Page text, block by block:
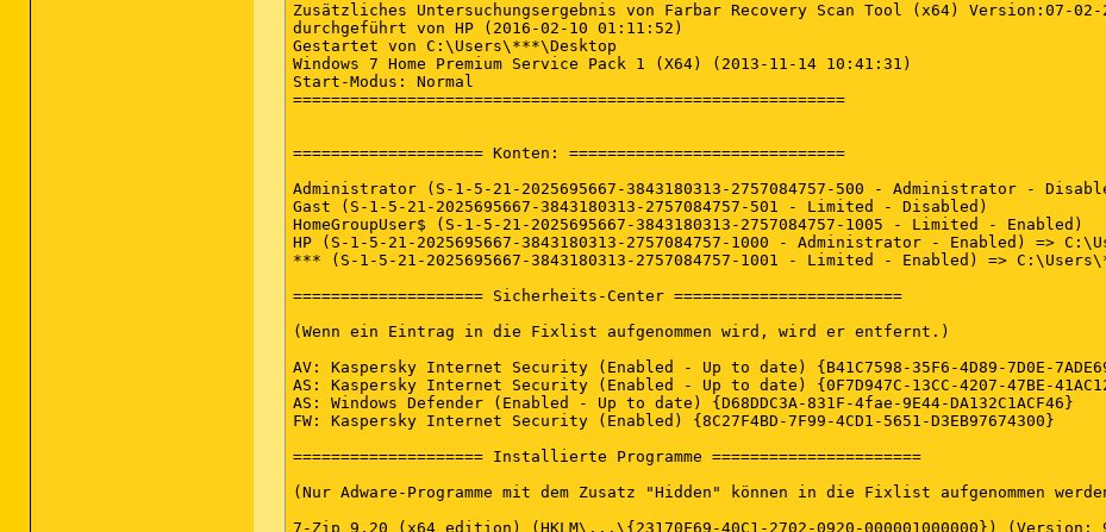
Zusätzliches Untersuchungsergebnis von Farbar Recovery Scan Tool (x64) Version:07-02-
durchgeführt von HP (2016-02-10 01:11:52)
Gestartet von C:\Users\***\Desktop
Windows 7 Home Premium Service Pack 1 (X64) (2013-11-14 10:41:31)
Start-Modus: Normal
==========================================================
==================== Konten: =============================
Administrator (S-1-5-21-2025695667-3843180313-2757084757-500 - Administrator -
Gast (S-1-5-21-2025695667-3843180313-2757084757-501 - Limited - Disabled)
HomeGroupUser$ (S-1-5-21-2025695667-3843180313-2757084757-1005 - Limited - Enabled)
HP (S-1-5-21-2025695667-3843180313-2757084757-1000 - Administrator - Enabled) =>
*** (S-1-5-21-2025695667-3843180313-2757084757-1001 - Limited - Enabled) =>
==================== Sicherheits-Center ========================
(Wenn ein Eintrag in die Fixlist aufgenommen wird, wird er entfernt.)
AV: Kaspersky Internet Security (Enabled - Up to date) {B41C7598-35F6-4D89-7D0E-
AS: Kaspersky Internet Security (Enabled - Up to date) {0F7D947C-13CC-4207-47BE-
AS: Windows Defender (Enabled - Up to date) {D68DDC3A-831F-4fae-9E44-DA132C1ACF46}
FW: Kaspersky Internet Security (Enabled) {8C27F4BD-7F99-4CD1-5651-D3EB97674300}
==================== Installierte Programme ======================
(Nur Adware-Programme mit dem Zusatz "Hidden" können in die Fixlist aufgenommen
7-Zip 9.20 (x64 edition) (HKLM\...\{23170F69-40C1-2702-0920-000001000000})